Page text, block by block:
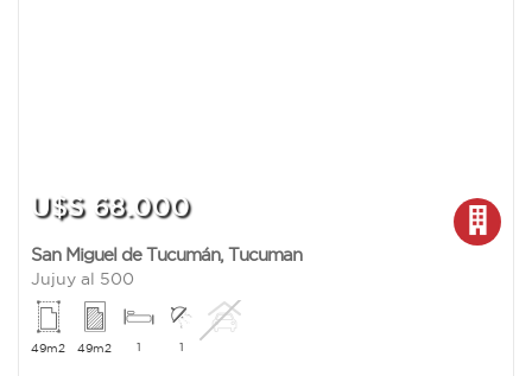
U$S 68.000
San Miguel de Tucumán, Tucuman
Jujuy al 500
49m2 49m2 1 1